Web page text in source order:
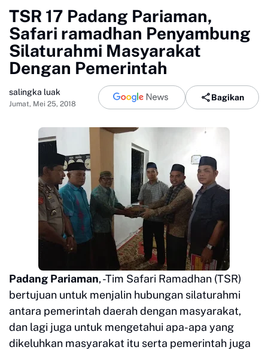
TSR 17 Padang Pariaman,
Safari ramadhan Penyambung
Silaturahmi Masyarakat
Dengan Pemerintah
salingka luak
Jumat, Mei 25, 2018
Bagikan
Padang Pariaman, -Tim Safari Ramadhan (TSR)
bertujuan untuk menjalin hubungan silaturahmi
antara pemerintah daerah dengan masyarakat,
dan lagi juga untuk mengetahui apa-apa yang
dikeluhkan masyarakat itu serta pemerintah juga